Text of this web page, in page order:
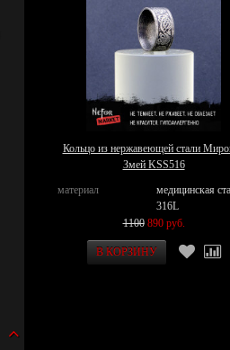
Кольцо из нержавеющей стали
Змей KSS516
материал
медицинская
316L
1100 890 руб.